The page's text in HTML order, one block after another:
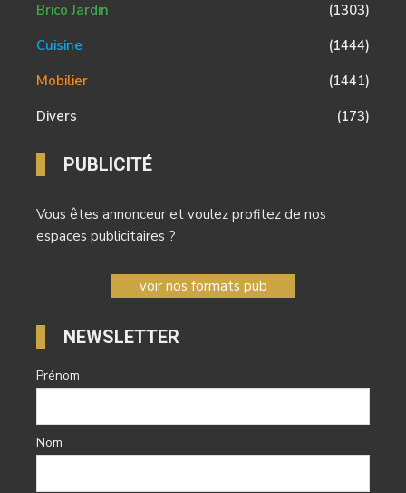
Brico Jardin
(1303)
Cuisine
(1444)
Mobilier
(1441)
Divers
(173)
PUBLICITÉ
Vous êtes annonceur et voulez profitez de nos
espaces publicitaires ?
voir nos formats pub
NEWSLETTER
Prénom
Nom